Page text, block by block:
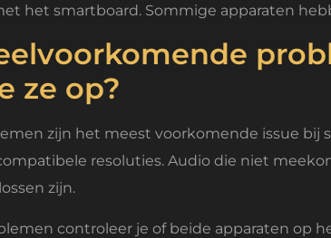
het smartboard. Sommige apparaten
ze op?
zijn het meest voorkomende issue
resoluties. Audio die niet
zijn.
controleer je of beide apparaten op